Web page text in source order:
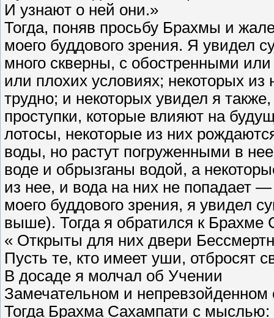
И узнают о ней они.»
Тогда, поняв просьбу Брахмы и
моего буддового зрения. Я увидел
много скверны, с обостренными
или плохих условиях; некоторых
трудно; и некоторых увидел я
проступки, которые влияют на
лотосы, некоторые из них
воды, но растут погруженными в
воде и обрызганы водой, а
из нее, и вода на них не попадает
моего буддового зрения, я увидел
выше). Тогда я обратился к Брахме
« Открыты для них двери
Пусть те, кто имеет уши, отбросят
В досаде я молчал об Учении
Замечательном и
Тогда Брахма Сахампати с мыслью: